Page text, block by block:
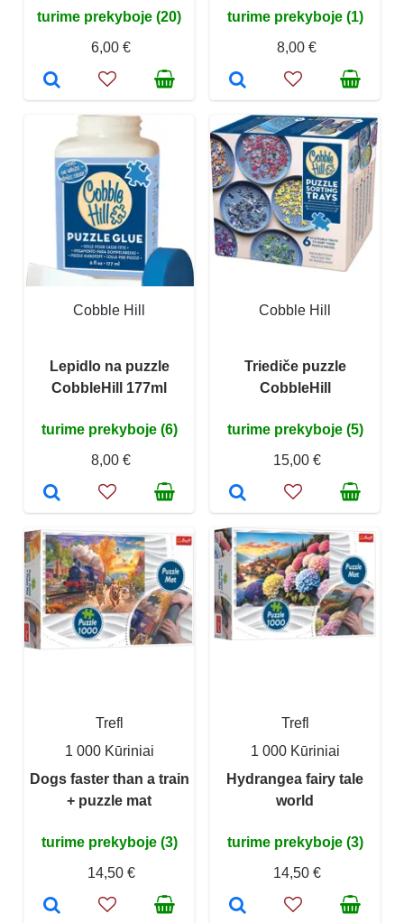
turime prekyboje (20)
6,00 €
turime prekyboje (1)
8,00 €
Cobble Hill
Lepidlo na puzzle
CobbleHill 177ml
turime prekyboje (6)
8,00 €
Cobble Hill
Triediče puzzle
CobbleHill
turime prekyboje (5)
15,00 €
Trefl
1 000 Kūriniai
Dogs faster than a train
+ puzzle mat
turime prekyboje (3)
14,50 €
Trefl
1 000 Kūriniai
Hydrangea fairy tale
world
turime prekyboje (3)
14,50 €